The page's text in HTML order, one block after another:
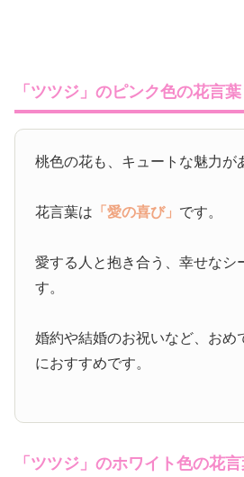
「ツツジ」のピンク色の花言葉
桃色の花も、キュートな魅力が
花言葉は 「愛の喜び」 です。
愛する人と抱き合う、幸せなシ
す。
婚約や結婚のお祝いなど、おめ
におすすめです。
「ツツジ」のホワイト色の花